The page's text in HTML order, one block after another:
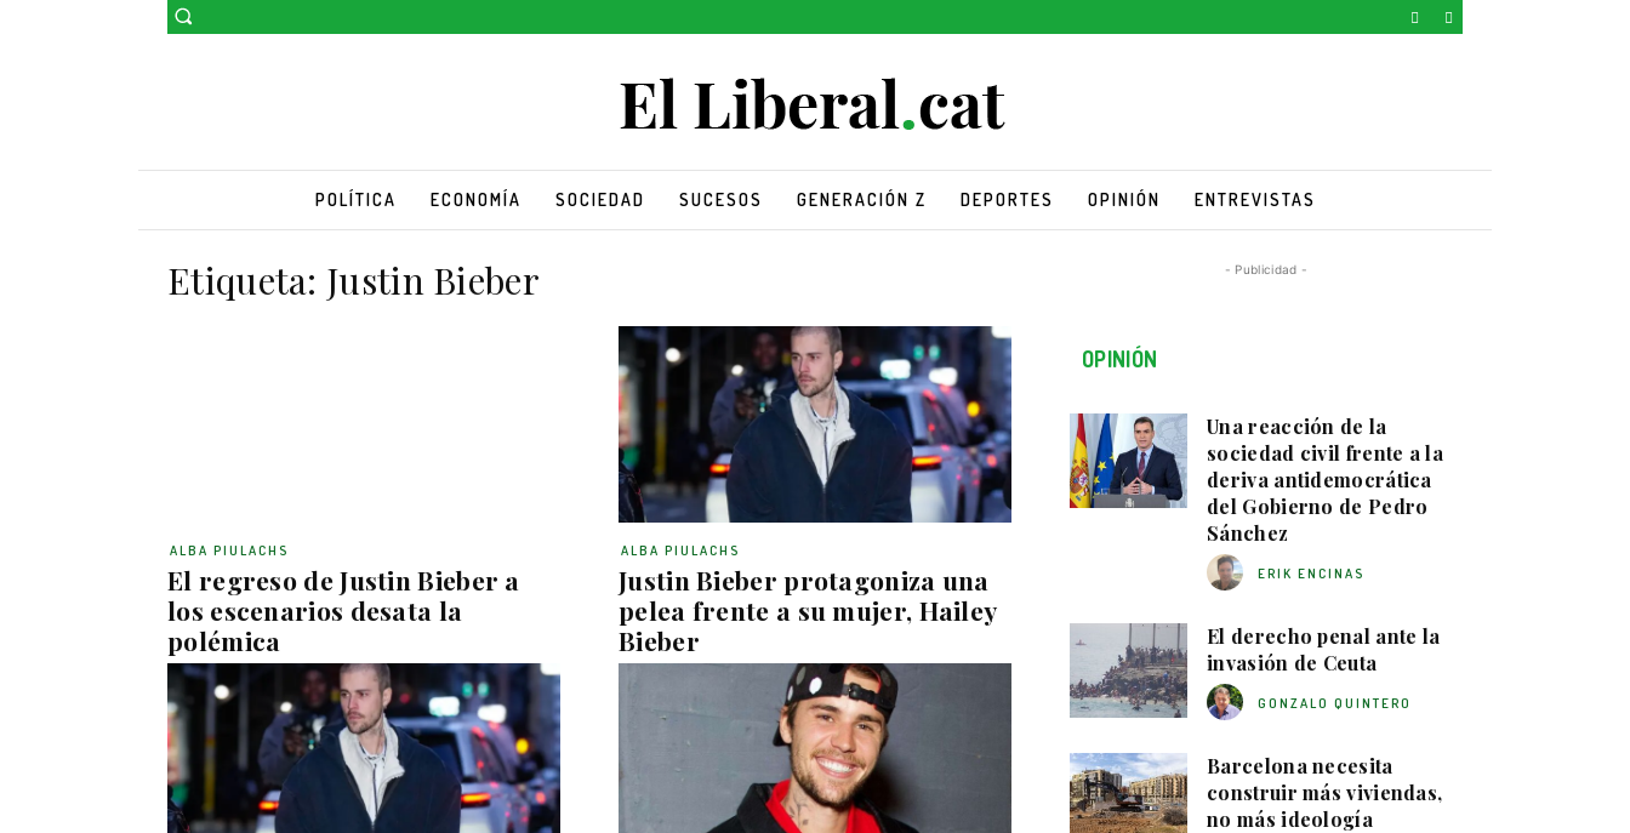
POLÍTICA ECONOMÍA SOCIEDAD SUCESOS GENERACIÓN Z DEPORTES OPINIÓN ENTREVISTAS
Etiqueta: Justin Bieber
El regreso de Justin Bieber a
los escenarios desata la
polémica
ALBA PIULACHS
Justin Bieber protagoniza una
pelea frente a su mujer, Hailey
Bieber
ALBA PIULACHS
- Publicidad -
OPINIÓN
Una reacción de la
sociedad civil frente a la
deriva antidemocrática
del Gobierno de Pedro
Sánchez
ERIK ENCINAS
El derecho penal ante la
invasión de Ceuta
GONZALO QUINTERO
Barcelona necesita
construir más viviendas,
no más ideología